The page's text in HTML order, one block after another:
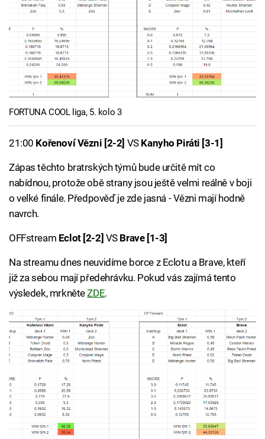
FORTUNA COOL liga, 5. kolo 3
21:00 Kořenoví Vězni [2-2] VS Kanyho Piráti [3-1]
Zápas těchto bratrských týmů bude určitě mít co
nabídnou, protože obě strany jsou ještě velmi reálně v boji
o velké finále. Předpověď je zde jasná - Vězni mají hodně
navrch.
OFFstream Eclot [2-2] VS Brave [1-3]
Na streamu dnes neuvidíme borce z Eclotu a Brave, kteří
již za sebou mají předehrávku. Pokud vás zajímá tento
výsledek, mrkněteZDE.